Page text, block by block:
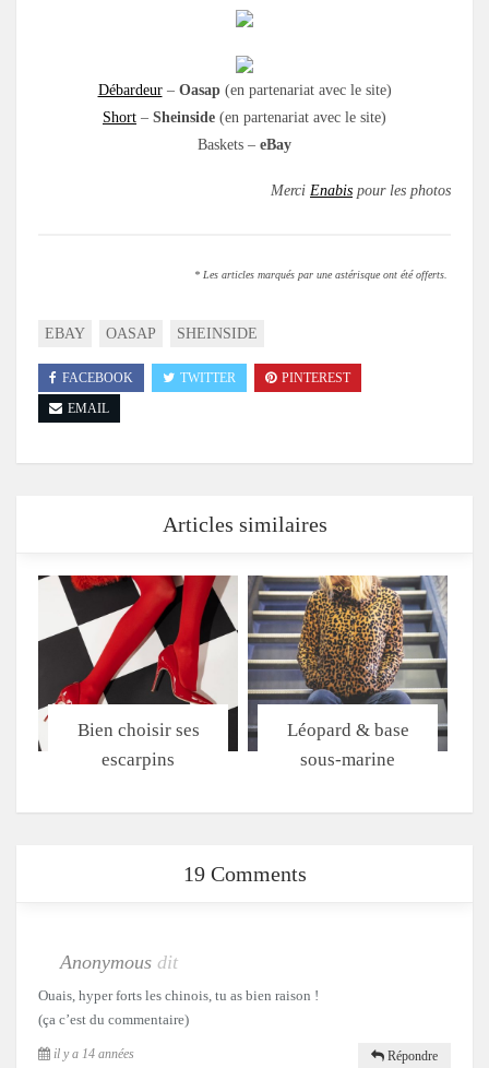
Débardeur– Oasap(en partenariat avec le site)
Short – Sheinside (en partenariat avec le site)
Baskets – eBay
Merci Enabis pour les photos
* Les articles marqués par une astérisque ont été offerts.
EBAY OASAP SHEINSIDE
FACEBOOK TWITTER
PINTEREST
EMAIL
Articles similaires
Bien choisir ses
escarpins
Léopard & base
sous-marine
19 Comments
Anonymous dit
Ouais, hyper forts les chinois, tu as bien raison !
(ça c’est du commentaire)
il y a 14 années Répondre